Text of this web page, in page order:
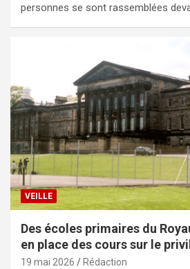
personnes se sont rassemblées
VEILLE
Des écoles primaires du
en place des cours sur le
19 mai 2026 Rédaction